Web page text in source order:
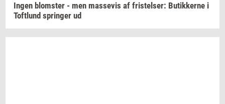
Ingen blom­ster - men mas­se­vis af fri­stel­ser: Bu­tik­ker­ne i
Toft­lund sprin­ger ud